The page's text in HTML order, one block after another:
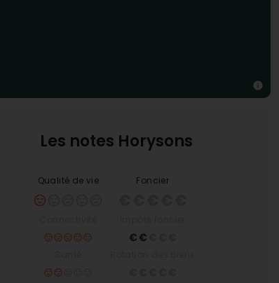
Les notes Horysons
Qualité de vie Foncier